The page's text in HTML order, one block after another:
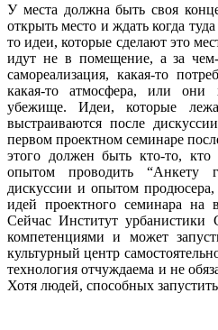
У места должна быть своя
открыть место и ждать когда
то идеи, которые сделают это
идут не в помещение, а за
самореализация, какая-то
какая-то атмосфера, или они
убежище. Идеи, которые
выстраиваются после
первом проектном семинаре
этого должен быть кто-то, кто
опытом проводить “Анкету
дискуссии и опытом
идей проектного семинара на
Сейчас Институт урбанистики
компетенциями и может
культурный центр
технология отчуждаема и не
Хотя людей, способных